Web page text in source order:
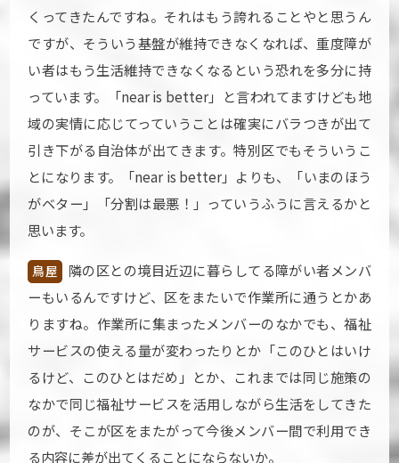
くってきたんですね。それはもう誇れることやと思うん
ですが、そういう基盤が維持できなくなれば、重度障が
い者はもう生活維持できなくなるという恐れを多分に持
っています。「near is better」と言われてますけども地
域の実情に応じてっていうことは確実にバラつきが出て
引き下がる自治体が出てきます。特別区でもそういうこ
とになります。「near is better」よりも、「いまのほう
がベター」「分割は最悪！」っていうふうに言えるかと
思います。
鳥屋
隣の区との境目近辺に暮らしてる障がい者メンバ
ーもいるんですけど、区をまたいで作業所に通うとかあ
りますね。作業所に集まったメンバーのなかでも、福祉
サービスの使える量が変わったりとか「このひとはいけ
るけど、このひとはだめ」とか、これまでは同じ施策の
なかで同じ福祉サービスを活用しながら生活をしてきた
のが、そこが区をまたがって今後メンバー間で利用でき
る内容に差が出てくることにならないか。